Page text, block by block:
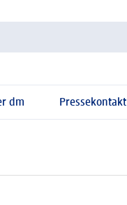
dm Pressekontakt